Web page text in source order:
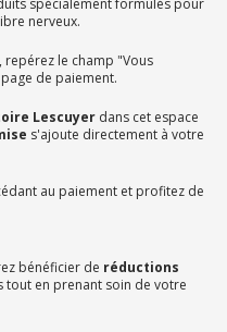
spécialement formulés pour
nerveux.
le champ "Vous
de paiement.
Lescuyer dans cet espace
s'ajoute directement à votre
au paiement et profitez de
bénéficier de réductions
tout en prenant soin de votre